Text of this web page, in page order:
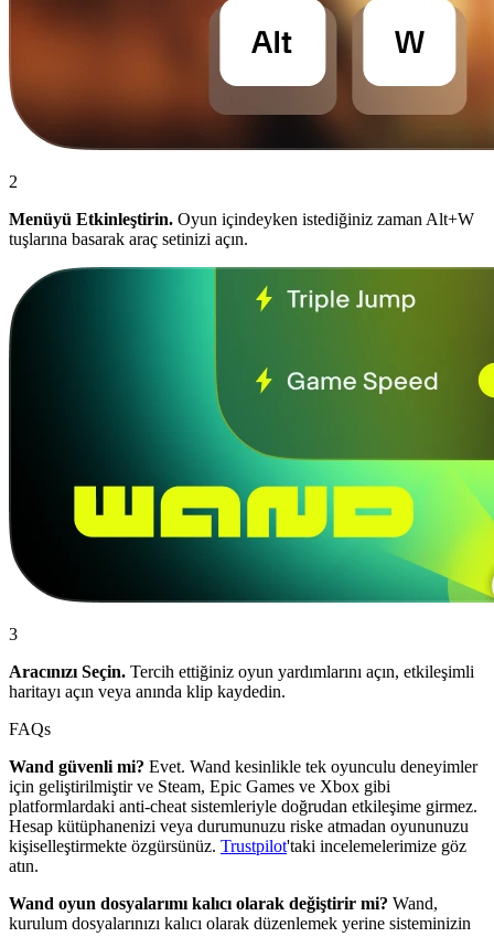
2
Menüyü Etkinleştirin. Oyun içindeyken istediğiniz zaman Alt+W
tuşlarına basarak araç setinizi açın.
3
Aracınızı Seçin. Tercih ettiğiniz oyun yardımlarını açın, etkileşimli
haritayı açın veya anında klip kaydedin.
FAQs
Wand güvenli mi? Evet. Wand kesinlikle tek oyunculu deneyimler
için geliştirilmiştir ve Steam, Epic Games ve Xbox gibi
platformlardaki anti-cheat sistemleriyle doğrudan etkileşime girmez.
Hesap kütüphanenizi veya durumunuzu riske atmadan oyununuzu
kişiselleştirmekte özgürsünüz. Trustpilot'taki incelemelerimize göz
atın.
Wand oyun dosyalarımı kalıcı olarak değiştirir mi? Wand,
kurulum dosyalarınızı kalıcı olarak düzenlemek yerine sisteminizin